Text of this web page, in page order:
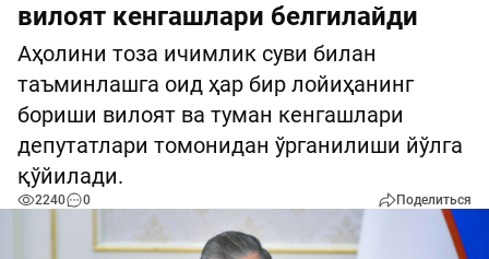
вилоят кенгашлари белгилайди
Аҳолини тоза ичимлик суви билан
таъминлашга оид ҳар бир лойиҳанинг
бориши вилоят ва туман кенгашлари
депутатлари томонидан ўрганилиши йўлга
қўйилади.
2240 0 Поделиться